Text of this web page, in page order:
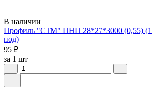
В наличии
Профиль "СТМ" ПНП 28*27*3000 (0,55)
под)
95 ₽
за 1 шт